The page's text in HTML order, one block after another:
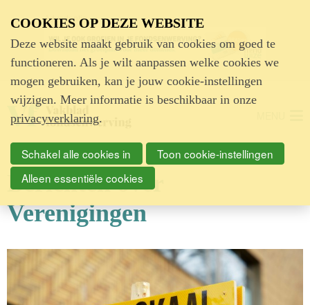
Advertentie
Berichten over
Verenigingen
COOKIES OP DEZE WEBSITE
Deze website maakt gebruik van cookies om goed te
functioneren. Als je wilt aanpassen welke cookies we
mogen gebruiken, kan je jouw cookie-instellingen
wijzigen. Meer informatie is beschikbaar in onze
privacyverklaring.
Schakel alle cookies in
Toon cookie-instellingen
Alleen essentiële cookies